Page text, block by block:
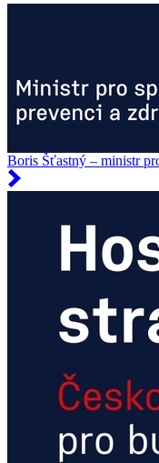
Boris Šťastný – ministr